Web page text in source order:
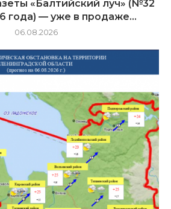
«Балтийский луч» (№32
года) — уже в продаже...
06.08.2026